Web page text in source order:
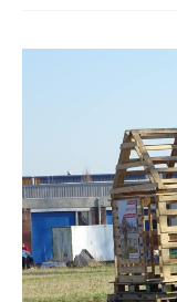
van
de
gemeente
Medemblik?